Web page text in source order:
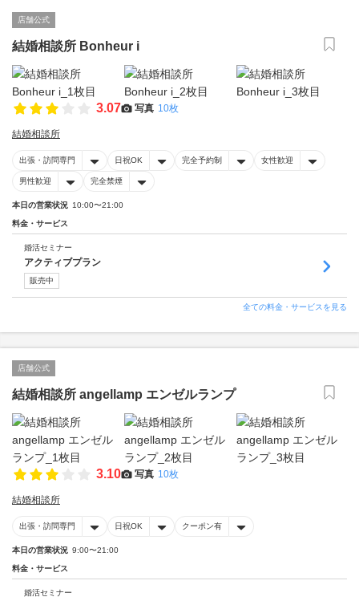
店舗公式
結婚相談所 Bonheur i
3.07 写真 10枚
結婚相談所
出張・訪問専門 日祝OK 完全予約制 女性歓迎
男性歓迎 完全禁煙
本日の営業状況 10:00〜21:00
料金・サービス
婚活セミナー
アクティブプラン
販売中
全ての料金・サービスを見る
店舗公式
結婚相談所 angellamp エンゼルランプ
3.10 写真 10枚
結婚相談所
出張・訪問専門 日祝OK クーポン有
本日の営業状況 9:00〜21:00
料金・サービス
婚活セミナー